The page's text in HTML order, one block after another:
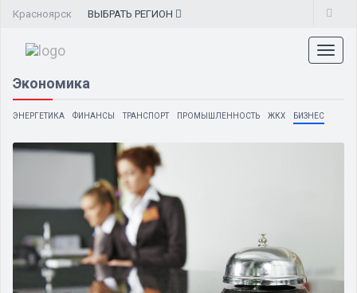
Красноярск ВЫБРАТЬ РЕГИОН
Экономика
ЭНЕРГЕТИКА ФИНАНСЫ ТРАНСПОРТ ПРОМЫШЛЕННОСТЬ ЖКХ БИЗНЕС